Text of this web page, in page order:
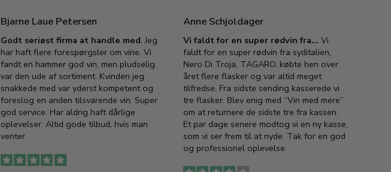
Bjarne Laue Petersen
Godt seriøst firma at handle med. Jeg
har haft flere forespørgsler om vine. Vi
fandt en hammer god vin, men pludselig
var den ude af sortiment. Kvinden jeg
snakkede med var yderst kompetent og
foreslog en anden tilsvarende vin. Super
god service. Har aldrig haft dårlige
oplevelser. Altid gode tilbud, hvis man
venter
Anne Schjoldager
Vi faldt for en super rødvin fra… Vi
faldt for en super rødvin fra syditalien,
Nero Di Troja, TAGARO, købte hen over
året flere flasker og var altid meget
tilfredse. Fra sidste sending kasserede vi
tre flasker. Blev enig med “Vin med mere”
om at returnere de sidste tre fra kassen.
Et par dage senere modtog vi en ny kasse,
som vi ser frem til at nyde. Tak for en god
og professionel oplevelse.